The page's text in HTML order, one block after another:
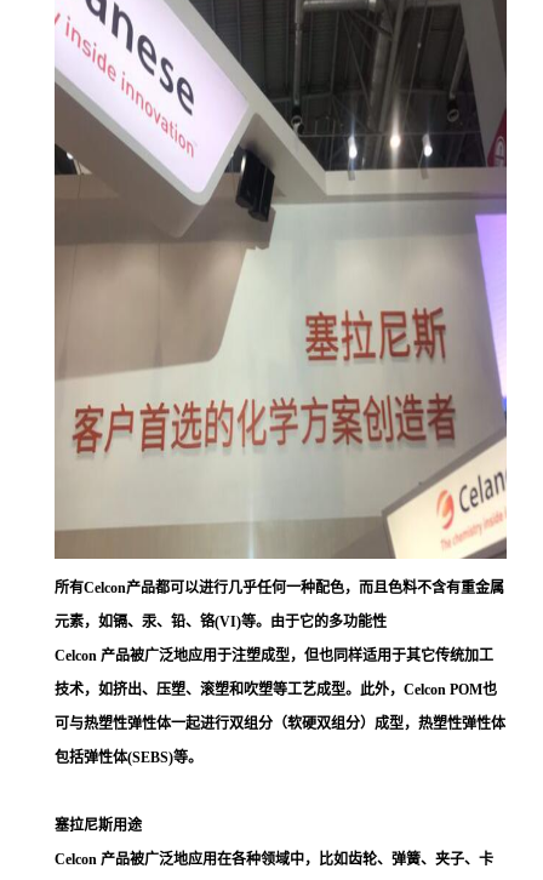
所有Celcon产品都可以进行几乎任何一种配色，而且色料不含有重金属
元素，如镉、汞、铅、铬(VI)等。由于它的多功能性
Celcon 产品被广泛地应用于注塑成型，但也同样适用于其它传统加工
技术，如挤出、压塑、滚塑和吹塑等工艺成型。此外，Celcon POM也
可与热塑性弹性体一起进行双组分（软硬双组分）成型，热塑性弹性体
包括弹性体(SEBS)等。
塞拉尼斯用途
Celcon 产品被广泛地应用在各种领域中，比如齿轮、弹簧、夹子、卡